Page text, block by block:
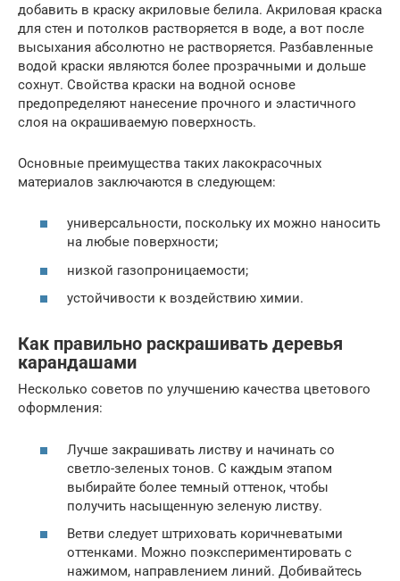
добавить в краску акриловые белила. Акриловая краска
для стен и потолков растворяется в воде, а вот после
высыхания абсолютно не растворяется. Разбавленные
водой краски являются более прозрачными и дольше
сохнут. Свойства краски на водной основе
предопределяют нанесение прочного и эластичного
слоя на окрашиваемую поверхность.
Основные преимущества таких лакокрасочных
материалов заключаются в следующем:
универсальности, поскольку их можно наносить
на любые поверхности;
низкой газопроницаемости;
устойчивости к воздействию химии.
Как правильно раскрашивать деревья
карандашами
Несколько советов по улучшению качества цветового
оформления:
Лучше закрашивать листву и начинать со
светло-зеленых тонов. С каждым этапом
выбирайте более темный оттенок, чтобы
получить насыщенную зеленую листву.
Ветви следует штриховать коричневатыми
оттенками. Можно поэкспериментировать с
нажимом, направлением линий. Добивайтесь